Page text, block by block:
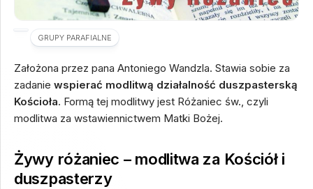
GRUPY PARAFIALNE
Założona przez pana Antoniego Wandzla. Stawia sobie za
zadanie wspierać modlitwą działalność duszpasterską
Kościoła. Formą tej modlitwy jest Różaniec św., czyli
modlitwa za wstawiennictwem Matki Bożej.
Żywy różaniec – modlitwa za Kościół i
duszpasterzy